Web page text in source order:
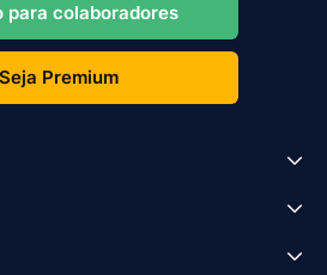
para colaboradores
Seja Premium